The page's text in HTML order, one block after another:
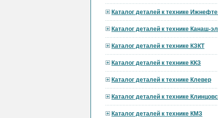
Каталог деталей к технике
Каталог деталей к технике Канаш-
Каталог деталей к технике КЗКТ
Каталог деталей к технике ККЗ
Каталог деталей к технике Клевер
Каталог деталей к технике
Каталог деталей к технике КМЗ